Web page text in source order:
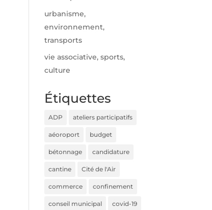
urbanisme,
environnement,
transports
vie associative, sports,
culture
Étiquettes
ADP ateliers participatifs
aéoroport budget
bétonnage candidature
cantine Cité de l'Air
commerce confinement
conseil municipal covid-19